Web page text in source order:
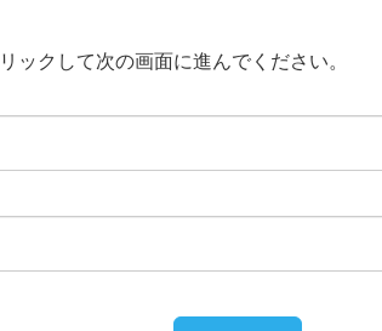
ックして次の画面に進んでください。